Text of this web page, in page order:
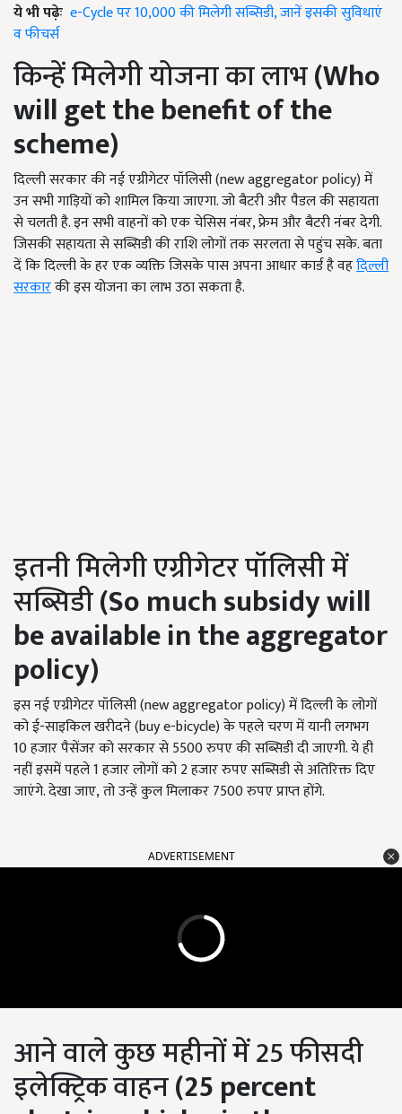
ये भी पढ़ेः e-Cycle पर 10,000 की मिलेगी सब्सिडी, जानें इसकी सुविधाएं
व फीचर्स
किन्हें मिलेगी योजना का लाभ(Who
will get the benefit of the
scheme)
दिल्ली सरकार की नई एग्रीगेटर पॉलिसी (new aggregator policy) में
उन सभी गाड़ियों को शामिल किया जाएगा. जो बैटरी और पैडल की सहायता
से चलती है. इन सभी वाहनों को एक चेसिस नंबर, फ्रेम और बैटरी नंबर देगी.
जिसकी सहायता से सब्सिडी की राशि लोगों तक सरलता से पहुंच सके. बता
दें कि दिल्ली के हर एक व्यक्ति जिसके पास अपना आधार कार्ड है वहदिल्ली
सरकारकी इस योजना का लाभ उठा सकता है.
इतनी मिलेगी एग्रीगेटर पॉलिसी में
सब्सिडी(So much subsidy will
be available in the aggregator
policy)
इस नई एग्रीगेटर पॉलिसी (new aggregator policy) में दिल्ली के लोगों
को ई-साइकिल खरीदने (buy e-bicycle) के पहले चरण में यानी लगभग
10 हजार पैसेंजर को सरकार से 5500 रुपए की सब्सिडी दी जाएगी. ये ही
नहीं इसमें पहले 1 हजार लोगों को 2 हजार रुपए सब्सिडी से अतिरिक्त दिए
जाएंगे. देखा जाए, तो उन्हें कुल मिलाकर 7500 रुपए प्राप्त होंगे.
ADVERTISEMENT
आने वाले कुछ महीनों में 25 फीसदी
इलेक्ट्रिक वाहन(25 percent